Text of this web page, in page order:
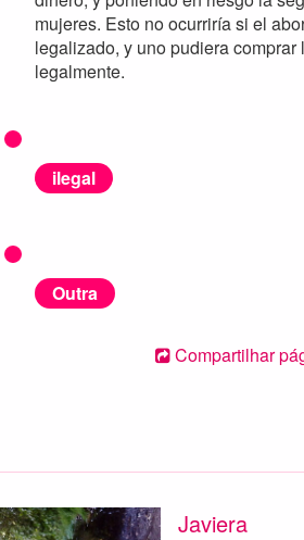
mujeres. Esto no ocurriría si el
legalizado, y uno pudiera comprar
legalmente.
ilegal
Outra
Compartilhar
Javiera